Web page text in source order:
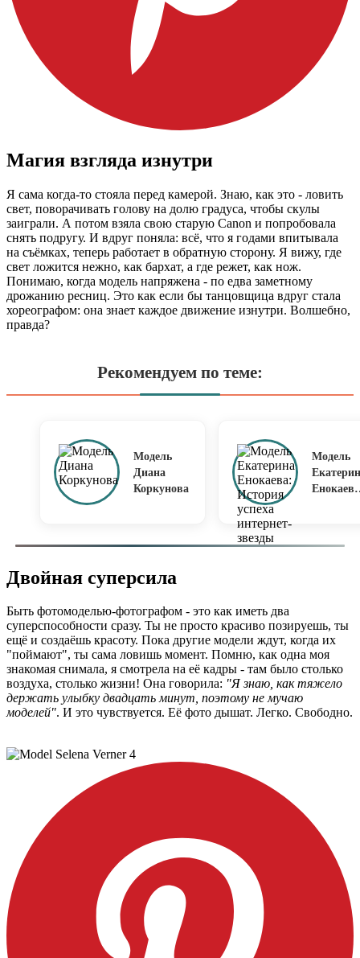
Магия взгляда изнутри
Я сама когда-то стояла перед камерой. Знаю, как это - ловить
свет, поворачивать голову на долю градуса, чтобы скулы
заиграли. А потом взяла свою старую Canon и попробовала
снять подругу. И вдруг поняла: всё, что я годами впитывала
на съёмках, теперь работает в обратную сторону. Я вижу, где
свет ложится нежно, как бархат, а где режет, как нож.
Понимаю, когда модель напряжена - по едва заметному
дрожанию ресниц. Это как если бы танцовщица вдруг стала
хореографом: она знает каждое движение изнутри. Волшебно,
правда?
Рекомендуем по теме:
Модель
Диана
Коркунова
Модель
Двойная суперсила
Быть фотомоделью-фотографом - это как иметь два
суперспособности сразу. Ты не просто красиво позируешь, ты
ещё и создаёшь красоту. Пока другие модели ждут, когда их
"поймают", ты сама ловишь момент. Помню, как одна моя
знакомая снимала, я смотрела на её кадры - там было столько
воздуха, столько жизни! Она говорила: "Я знаю, как тяжело
держать улыбку двадцать минут, поэтому не мучаю
моделей". И это чувствуется. Её фото дышат. Легко. Свободно.